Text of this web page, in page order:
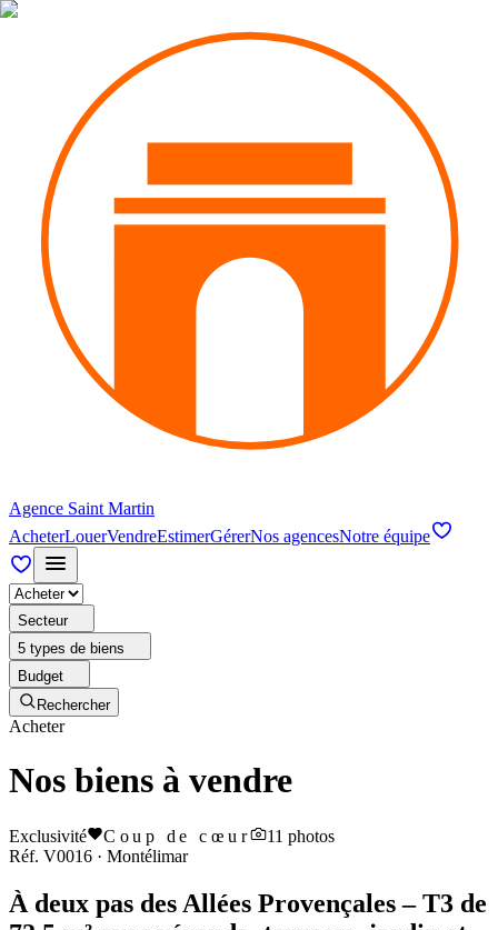
Agence Saint Martin
AcheterLouerVendreEstimerGérerNos agencesNotre équipe
Secteur
5 types de biens
Budget
Rechercher
Acheter
Nos biens à vendre
Exclusivité Coup de cœur 11 photos
Réf. V0016 · Montélimar
À deux pas des Allées Provençales – T3 de